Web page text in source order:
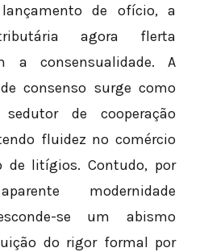
de ofício, a
agora flerta
a consensualidade. A
consenso surge como
de cooperação
fluidez no comércio
de litígios. Contudo, por
modernidade
se um abismo
do rigor formal por